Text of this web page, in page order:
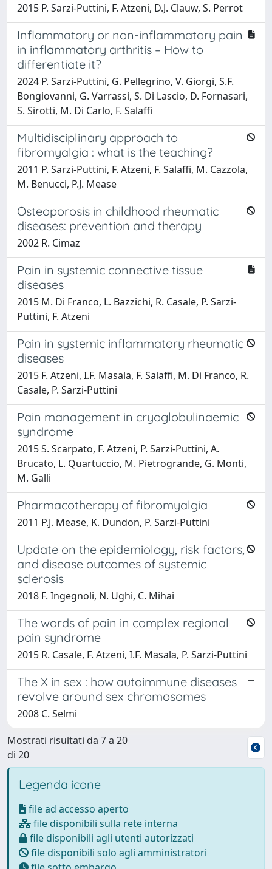
2015 P. Sarzi-Puttini, F. Atzeni, D.J. Clauw, S. Perrot
Inflammatory or non-inflammatory pain
in inflammatory arthritis – How to
differentiate it?
2024 P. Sarzi-Puttini, G. Pellegrino, V. Giorgi, S.F.
Bongiovanni, G. Varrassi, S. Di Lascio, D. Fornasari,
S. Sirotti, M. Di Carlo, F. Salaffi
Multidisciplinary approach to
fibromyalgia : what is the teaching?
2011 P. Sarzi-Puttini, F. Atzeni, F. Salaffi, M. Cazzola,
M. Benucci, P.J. Mease
Osteoporosis in childhood rheumatic
diseases: prevention and therapy
2002 R. Cimaz
Pain in systemic connective tissue
diseases
2015 M. Di Franco, L. Bazzichi, R. Casale, P. Sarzi-
Puttini, F. Atzeni
Pain in systemic inflammatory rheumatic
diseases
2015 F. Atzeni, I.F. Masala, F. Salaffi, M. Di Franco, R.
Casale, P. Sarzi-Puttini
Pain management in cryoglobulinaemic
syndrome
2015 S. Scarpato, F. Atzeni, P. Sarzi-Puttini, A.
Brucato, L. Quartuccio, M. Pietrogrande, G. Monti,
M. Galli
Pharmacotherapy of fibromyalgia
2011 P.J. Mease, K. Dundon, P. Sarzi-Puttini
Update on the epidemiology, risk factors,
and disease outcomes of systemic
sclerosis
2018 F. Ingegnoli, N. Ughi, C. Mihai
The words of pain in complex regional
pain syndrome
2015 R. Casale, F. Atzeni, I.F. Masala, P. Sarzi-Puttini
The X in sex : how autoimmune diseases
revolve around sex chromosomes
2008 C. Selmi
Mostrati risultati da 7 a 20
di 20
Legenda icone
file ad accesso aperto
file disponibili sulla rete interna
file disponibili agli utenti autorizzati
file disponibili solo agli amministratori